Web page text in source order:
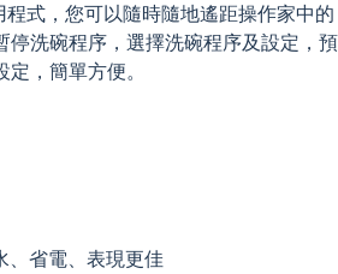
式，您可以隨時隨地遙距操作家中的
停洗碗程序，選擇洗碗程序及設定，預
，簡單方便。
、省電、表現更佳